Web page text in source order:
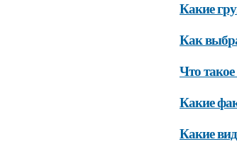
Какие
Как
Что
Какие
Какие